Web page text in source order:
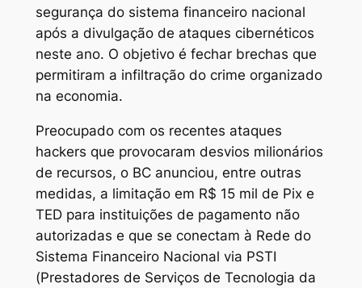
segurança do sistema financeiro nacional
após a divulgação de ataques cibernéticos
neste ano. O objetivo é fechar brechas que
permitiram a infiltração do crime organizado
na economia.
Preocupado com os recentes ataques
hackers que provocaram desvios milionários
de recursos, o BC anunciou, entre outras
medidas, a limitação em R$ 15 mil de Pix e
TED para instituições de pagamento não
autorizadas e que se conectam à Rede do
Sistema Financeiro Nacional via PSTI
(Prestadores de Serviços de Tecnologia da